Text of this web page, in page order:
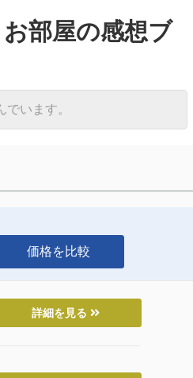
部屋の感想ブ
います。
詳細を見る